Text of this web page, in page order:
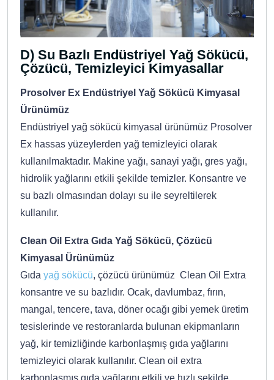
D) Su Bazlı Endüstriyel Yağ Sökücü,
Çözücü, Temizleyici Kimyasallar
Prosolver Ex Endüstriyel Yağ Sökücü Kimyasal
Ürünümüz
Endüstriyel yağ sökücü kimyasal ürünümüz Prosolver
Ex hassas yüzeylerden yağ temizleyici olarak
kullanılmaktadır. Makine yağı, sanayi yağı, gres yağı,
hidrolik yağlarını etkili şekilde temizler. Konsantre ve
su bazlı olmasından dolayı su ile seyreltilerek
kullanılır.
Clean Oil Extra Gıda Yağ Sökücü, Çözücü
Kimyasal Ürünümüz
Gıda yağ sökücü, çözücü ürünümüz Clean Oil Extra
konsantre ve su bazlıdır. Ocak, davlumbaz, fırın,
mangal, tencere, tava, döner ocağı gibi yemek üretim
tesislerinde ve restoranlarda bulunan ekipmanların
yağ, kir temizliğinde karbonlaşmış gıda yağlarını
temizleyici olarak kullanılır. Clean oil extra
karbonlaşmış gıda yağlarını etkili ve hızlı şekilde